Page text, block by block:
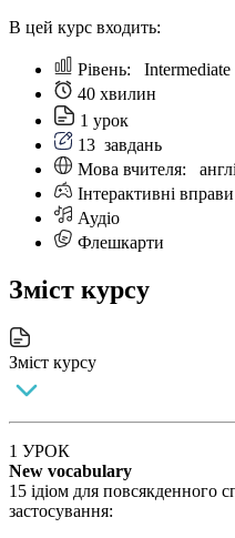
В цей курс входить:
Рівень: Intermediate
40 хвилин
1 урок
13 завдань
Мова вчителя:
Інтерактивні вправи
Аудіо
Флешкарти
Зміст курсу
Зміст курсу
1 УРОК
New vocabulary
15 ідіом для повсякденного
застосування: